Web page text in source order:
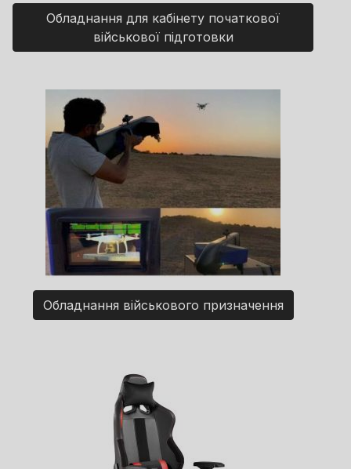
Обладнання для кабінету початкової
військової підготовки
Обладнання військового призначення